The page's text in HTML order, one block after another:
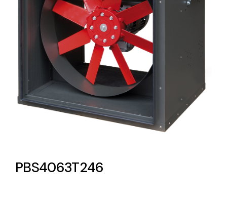
Lighting and Electrical
Equipment
Complete solutions in lighting and electrical
material for each project and need
Amplia gama de ventiladores y equipos de
PBS4063T246